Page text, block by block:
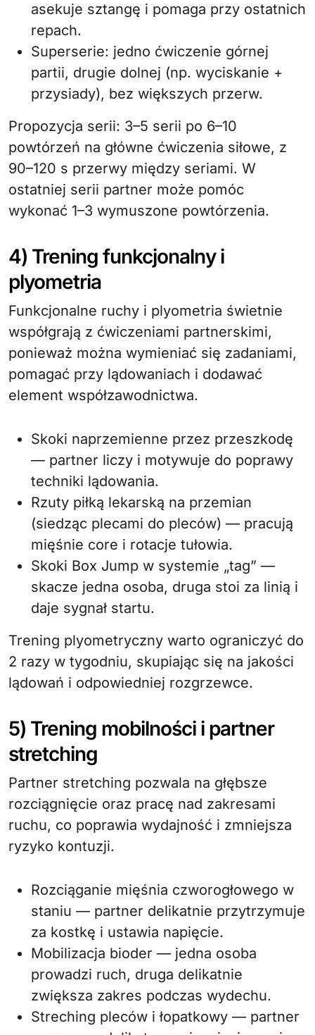
asekuje sztangę i pomaga przy ostatnich
repach.
Superserie: jedno ćwiczenie górnej
partii, drugie dolnej (np. wyciskanie +
przysiady), bez większych przerw.
Propozycja serii: 3–5 serii po 6–10
powtórzeń na główne ćwiczenia siłowe, z
90–120 s przerwy między seriami. W
ostatniej serii partner może pomóc
wykonać 1–3 wymuszone powtórzenia.
4) Trening funkcjonalny i
plyometria
Funkcjonalne ruchy i plyometria świetnie
współgrają z ćwiczeniami partnerskimi,
ponieważ można wymieniać się zadaniami,
pomagać przy lądowaniach i dodawać
element współzawodnictwa.
Skoki naprzemienne przez przeszkodę
— partner liczy i motywuje do poprawy
techniki lądowania.
Rzuty piłką lekarską na przemian
(siedząc plecami do pleców) — pracują
mięśnie core i rotacje tułowia.
Skoki Box Jump w systemie „tag” —
skacze jedna osoba, druga stoi za linią i
daje sygnał startu.
Trening plyometryczny warto ograniczyć do
2 razy w tygodniu, skupiając się na jakości
lądowań i odpowiedniej rozgrzewce.
5) Trening mobilności i partner
stretching
Partner stretching pozwala na głębsze
rozciągnięcie oraz pracę nad zakresami
ruchu, co poprawia wydajność i zmniejsza
ryzyko kontuzji.
Rozciąganie mięśnia czworogłowego w
staniu — partner delikatnie przytrzymuje
za kostkę i ustawia napięcie.
Mobilizacja bioder — jedna osoba
prowadzi ruch, druga delikatnie
zwiększa zakres podczas wydechu.
Streching pleców i łopatkowy — partner